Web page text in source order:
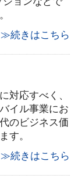
≫続きはこちら
対応すべく、
イル事業にお
のビジネス価
す。
≫続きはこちら